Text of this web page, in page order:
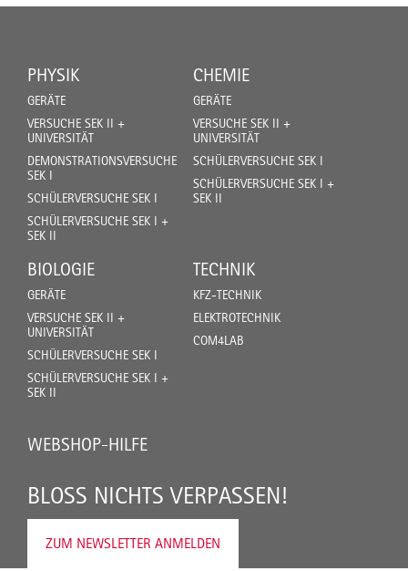
PHYSIK
GERÄTE
VERSUCHE SEK II +
UNIVERSITÄT
DEMONSTRATIONSVERSUCHE
SEK I
SCHÜLERVERSUCHE SEK I
SCHÜLERVERSUCHE SEK I +
SEK II
CHEMIE
GERÄTE
VERSUCHE SEK II +
UNIVERSITÄT
SCHÜLERVERSUCHE SEK I
SCHÜLERVERSUCHE SEK I +
SEK II
BIOLOGIE
GERÄTE
VERSUCHE SEK II +
UNIVERSITÄT
SCHÜLERVERSUCHE SEK I
SCHÜLERVERSUCHE SEK I +
SEK II
TECHNIK
KFZ-TECHNIK
ELEKTROTECHNIK
COM4LAB
WEBSHOP-HILFE
BLOSS NICHTS VERPASSEN!
ZUM NEWSLETTER ANMELDEN